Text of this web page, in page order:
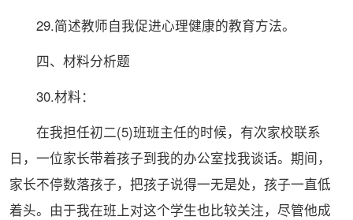
29.简述教师自我促进心理健康的教育方法。
四、材料分析题
30.材料：
在我担任初二(5)班班主任的时候，有次家校联系
日，一位家长带着孩子到我的办公室找我谈话。期间，
家长不停数落孩子，把孩子说得一无是处，孩子一直低
着头。由于我在班上对这个学生也比较关注，尽管他成